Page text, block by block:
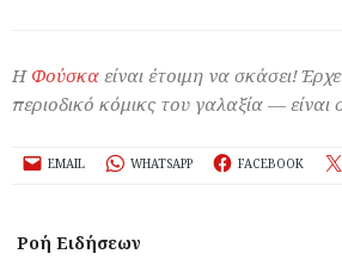
Η Φούσκα είναι έτοιμη να σκάσει!
περιοδικό κόμικς του γαλαξία — είναι
EMAIL WHATSAPP FACEBOOK
Ροή Ειδήσεων